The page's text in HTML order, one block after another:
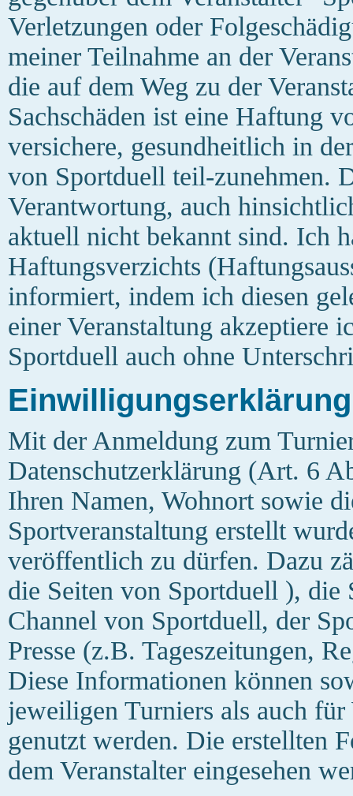
Verletzungen oder
meiner Teilnahme an der
die auf dem Weg zu der
Sachschäden ist eine Haftung
versichere, gesundheitlich in
von Sportduell teil-zunehmen.
Verantwortung, auch
aktuell nicht bekannt sind. Ich
Haftungsverzichts
informiert, indem ich diesen
einer Veranstaltung akzeptiere
Sportduell auch ohne
Einwilligungserklärung
Mit der Anmeldung zum
Datenschutzerklärung (Art. 6
Ihren Namen, Wohnort sowie
Sportveranstaltung erstellt
veröffentlich zu dürfen. Dazu
die Seiten von Sportduell ), die
Channel von Sportduell, der
Presse (z.B. Tageszeitungen,
Diese Informationen können
jeweiligen Turniers als auch
genutzt werden. Die erstellten
dem Veranstalter eingesehen